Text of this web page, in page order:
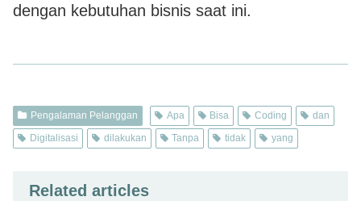
dengan kebutuhan bisnis saat ini.
Pengalaman Pelanggan Apa Bisa Coding
dan
Digitalisasi
dilakukan Tanpa tidak yang
Related articles